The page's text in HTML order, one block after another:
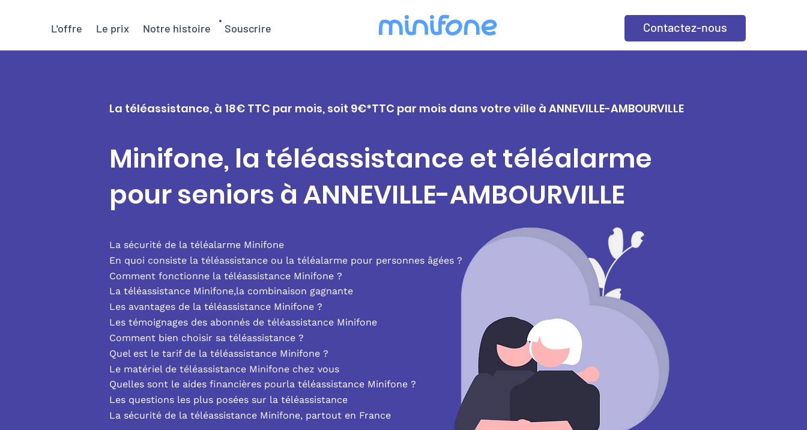
L'offre Le prix Notre histoire Souscrire Contactez-nous
La téléassistance, à 18€ TTC par mois, soit 9€*TTC par mois dans votre ville à ANNEVILLE-AMBOURVILLE
Minifone, la téléassistance et téléalarme
pour seniors à ANNEVILLE-AMBOURVILLE
La sécurité de la téléalarme Minifone
En quoi consiste la téléassistance ou la téléalarme pour personnes âgées ?
Comment fonctionne la téléassistance Minifone ?
La téléassistance Minifone,la combinaison gagnante
Les avantages de la téléassistance Minifone ?
Les témoignages des abonnés de téléassistance Minifone
Comment bien choisir sa téléassistance ?
Quel est le tarif de la téléassistance Minifone ?
Le matériel de téléassistance Minifone chez vous
Quelles sont le aides financières pourla téléassistance Minifone ?
Les questions les plus posées sur la téléassistance
La sécurité de la téléassistance Minifone, partout en France